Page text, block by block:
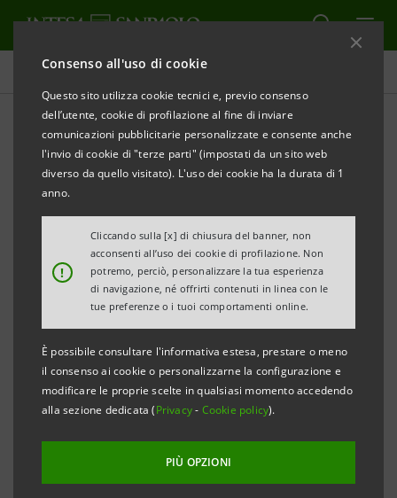
Consenso all'uso di cookie
Questo sito utilizza cookie tecnici e, previo consenso
dell’utente, cookie di profilazione al fine di inviare
comunicazioni pubblicitarie personalizzate e consente anche
l'invio di cookie di "terze parti" (impostati da un sito web
diverso da quello visitato). L'uso dei cookie ha la durata di 1
anno.
!
Cliccando sulla [x] di chiusura del banner, non
acconsenti all’uso dei cookie di profilazione. Non
potremo, perciò, personalizzare la tua esperienza
di navigazione, né offrirti contenuti in linea con le
tue preferenze o i tuoi comportamenti online.
È possibile consultare l'informativa estesa, prestare o meno
il consenso ai cookie o personalizzarne la configurazione e
modificare le proprie scelte in qualsiasi momento accedendo
alla sezione dedicata (Privacy- Cookie policy).
PIÙ OPZIONI
Comunicati stampa
STAMPA AGGIORNA
INTESA SANPAOLO: RESOCONTO INTERMEDIO AL 30
SETTEMBRE 2012
Torino, Milano, 14 novembre 2012 - Si comunica che il
Resoconto intermedio al 30 settembre 2012 ex art.
154-ter D. Lgs. n. 58/1998 è stato reso disponibile
nella giornata odierna presso la Sede sociale e la
Borsa Italiana S.p.A. nonché nel sito
group.intesasanpaolo.com